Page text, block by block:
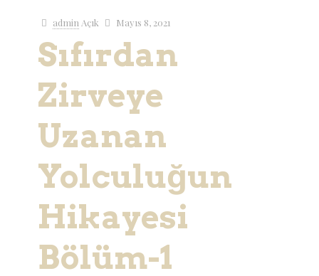
admin Açık Mayıs 8, 2021
Sıfırdan
Zirveye
Uzanan
Yolculuğun
Hikayesi
Bölüm-1